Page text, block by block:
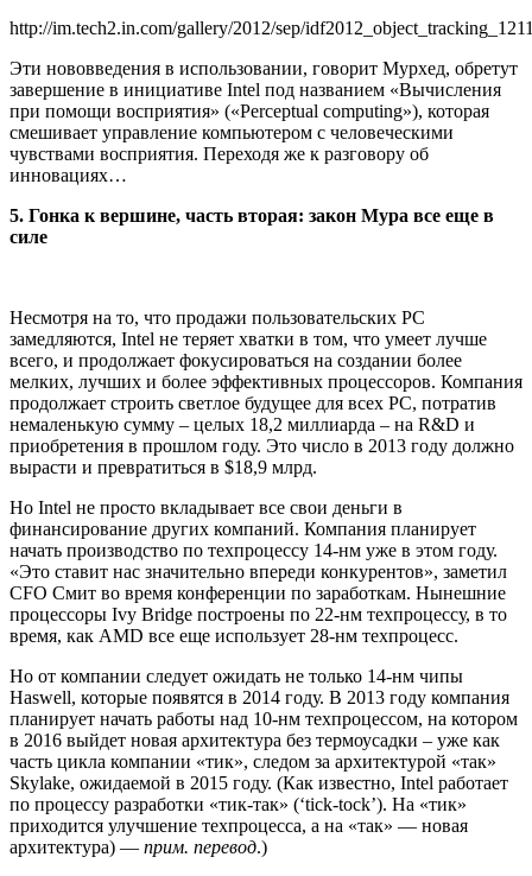
http://im.tech2.in.com/gallery/2012/sep/
Эти нововведения в использовании, говорит Мурхед, обретут
завершение в инициативе Intel под названием «Вычисления
при помощи восприятия» («Perceptual computing»), которая
смешивает управление компьютером с человеческими
чувствами восприятия. Переходя же к разговору об
инновациях…
5. Гонка к вершине, часть вторая: закон Мура все еще в
силе
Несмотря на то, что продажи пользовательских PC
замедляются, Intel не теряет хватки в том, что умеет лучше
всего, и продолжает фокусироваться на создании более
мелких, лучших и более эффективных процессоров. Компания
продолжает строить светлое будущее для всех PC, потратив
немаленькую сумму – целых 18,2 миллиарда – на R&D и
приобретения в прошлом году. Это число в 2013 году должно
вырасти и превратиться в $18,9 млрд.
Но Intel не просто вкладывает все свои деньги в
финансирование других компаний. Компания планирует
начать производство по техпроцессу 14-нм уже в этом году.
«Это ставит нас значительно впереди конкурентов», заметил
CFO Смит во время конференции по заработкам. Нынешние
процессоры Ivy Bridge построены по 22-нм техпроцессу, в то
время, как AMD все еще использует 28-нм техпроцесс.
Но от компании следует ожидать не только 14-нм чипы
Haswell, которые появятся в 2014 году. В 2013 году компания
планирует начать работы над 10-нм техпроцессом, на котором
в 2016 выйдет новая архитектура без термоусадки – уже как
часть цикла компании «тик», следом за архитектурой «так»
Skylake, ожидаемой в 2015 году. (Как известно, Intel работает
по процессу разработки «тик-так» (‘tick-tock’). На «тик»
приходится улучшение техпроцесса, а на «так» — новая
архитектура) — прим. перевод.)